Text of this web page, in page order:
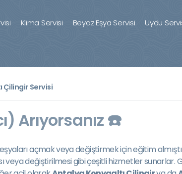
Klima Servisi Beyaz Eşya Servisi Uydu
Çilingir Servisi
Arıyorsanız ☎️
açmak veya değiştirmek için eğitim
veya değiştirilmesi gibi çeşitli hizmetler